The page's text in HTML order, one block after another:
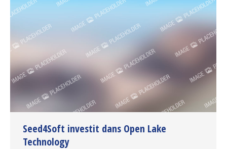
Seed4Soft investit dans Open Lake
Technology